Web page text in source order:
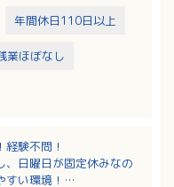
年間休日110日以上
業ほぼなし
験不問！
、日曜日が固定休みなの
い環境！